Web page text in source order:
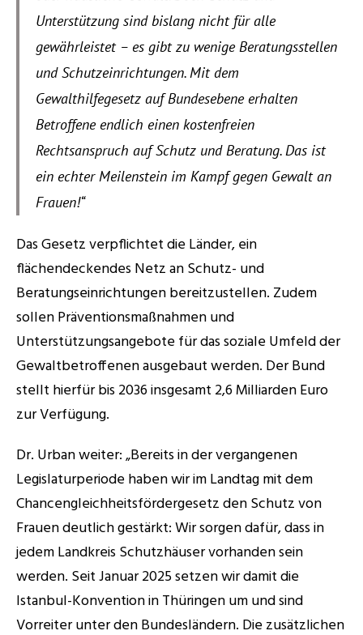
Unterstützung sind bislang nicht für alle
gewährleistet – es gibt zu wenige Beratungsstellen
und Schutzeinrichtungen. Mit dem
Gewalthilfegesetz auf Bundesebene erhalten
Betroffene endlich einen kostenfreien
Rechtsanspruch auf Schutz und Beratung. Das ist
ein echter Meilenstein im Kampf gegen Gewalt an
Frauen!“
Das Gesetz verpflichtet die Länder, ein
flächendeckendes Netz an Schutz- und
Beratungseinrichtungen bereitzustellen. Zudem
sollen Präventionsmaßnahmen und
Unterstützungsangebote für das soziale Umfeld der
Gewaltbetroffenen ausgebaut werden. Der Bund
stellt hierfür bis 2036 insgesamt 2,6 Milliarden Euro
zur Verfügung.
Dr. Urban weiter: „Bereits in der vergangenen
Legislaturperiode haben wir im Landtag mit dem
Chancengleichheitsfördergesetz den Schutz von
Frauen deutlich gestärkt: Wir sorgen dafür, dass in
jedem Landkreis Schutzhäuser vorhanden sein
werden. Seit Januar 2025 setzen wir damit die
Istanbul-Konvention in Thüringen um und sind
Vorreiter unter den Bundesländern. Die zusätzlichen